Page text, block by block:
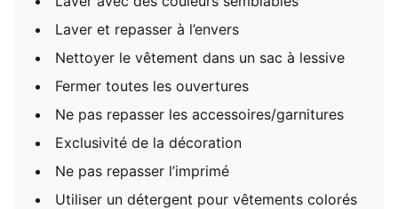
Laver et repasser à l’envers
Nettoyer le vêtement dans un sac à lessive
Fermer toutes les ouvertures
Ne pas repasser les accessoires/garnitures
Exclusivité de la décoration
Ne pas repasser l’imprimé
Utiliser un détergent pour vêtements colorés